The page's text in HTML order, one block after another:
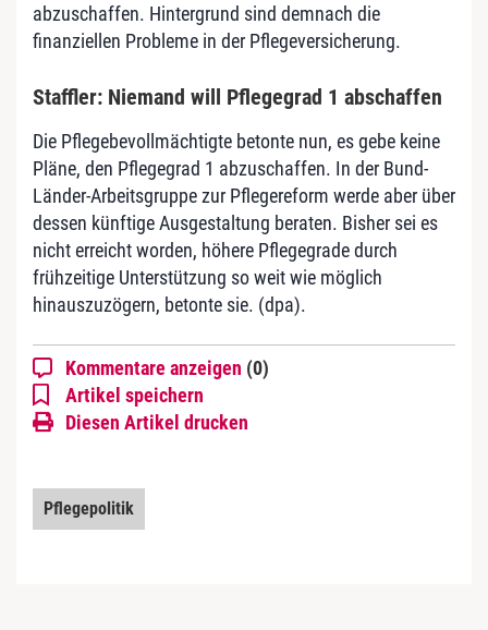
abzuschaffen. Hintergrund sind demnach die
finanziellen Probleme in der Pflegeversicherung.
Staffler: Niemand will Pflegegrad 1 abschaffen
Die Pflegebevollmächtigte betonte nun, es gebe keine
Pläne, den Pflegegrad 1 abzuschaffen. In der Bund-
Länder-Arbeitsgruppe zur Pflegereform werde aber über
dessen künftige Ausgestaltung beraten. Bisher sei es
nicht erreicht worden, höhere Pflegegrade durch
frühzeitige Unterstützung so weit wie möglich
hinauszuzögern, betonte sie. (dpa).
Kommentare anzeigen (0)
Artikel speichern
Diesen Artikel drucken
Pflegepolitik